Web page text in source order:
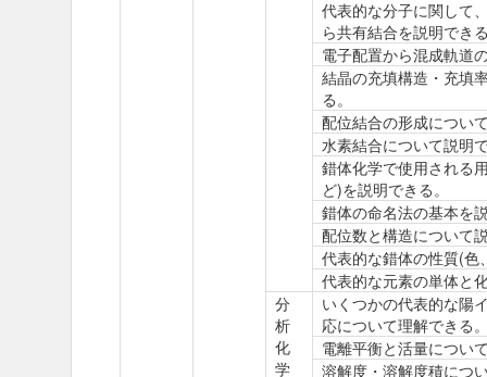
代表的な分子に関して
ら共有結合を説明でき
電子配置から混成軌道
結晶の充填構造・充填
る。
配位結合の形成につい
水素結合について説明
錯体化学で使用される
ど)を説明できる。
錯体の命名法の基本を
配位数と構造について
代表的な錯体の性質(色
代表的な元素の単体と
分
析
化
学
いくつかの代表的な陽
応について理解できる
電離平衡と活量につい
溶解度・溶解度積につ